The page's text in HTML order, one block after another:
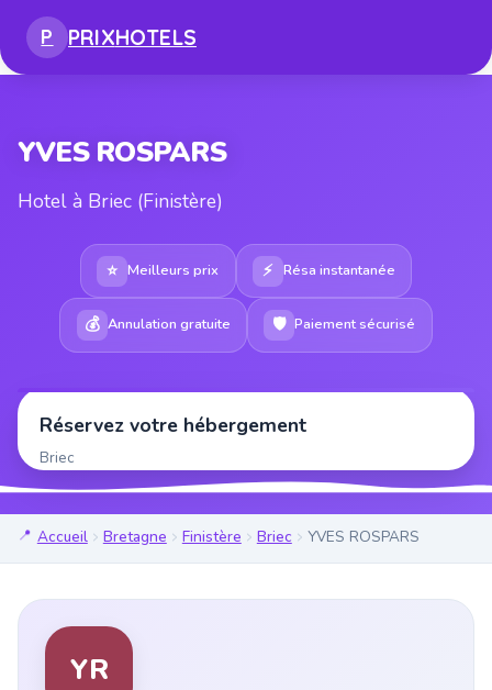
P PRIXHOTELS
YVES ROSPARS
Hotel à Briec (Finistère)
⭐ Meilleurs prix ⚡ Résa instantanée
💰 Annulation gratuite 🛡 Paiement sécurisé
Réservez votre hébergement
Briec
Accueil Bretagne Finistère Briec YVES ROSPARS
YR